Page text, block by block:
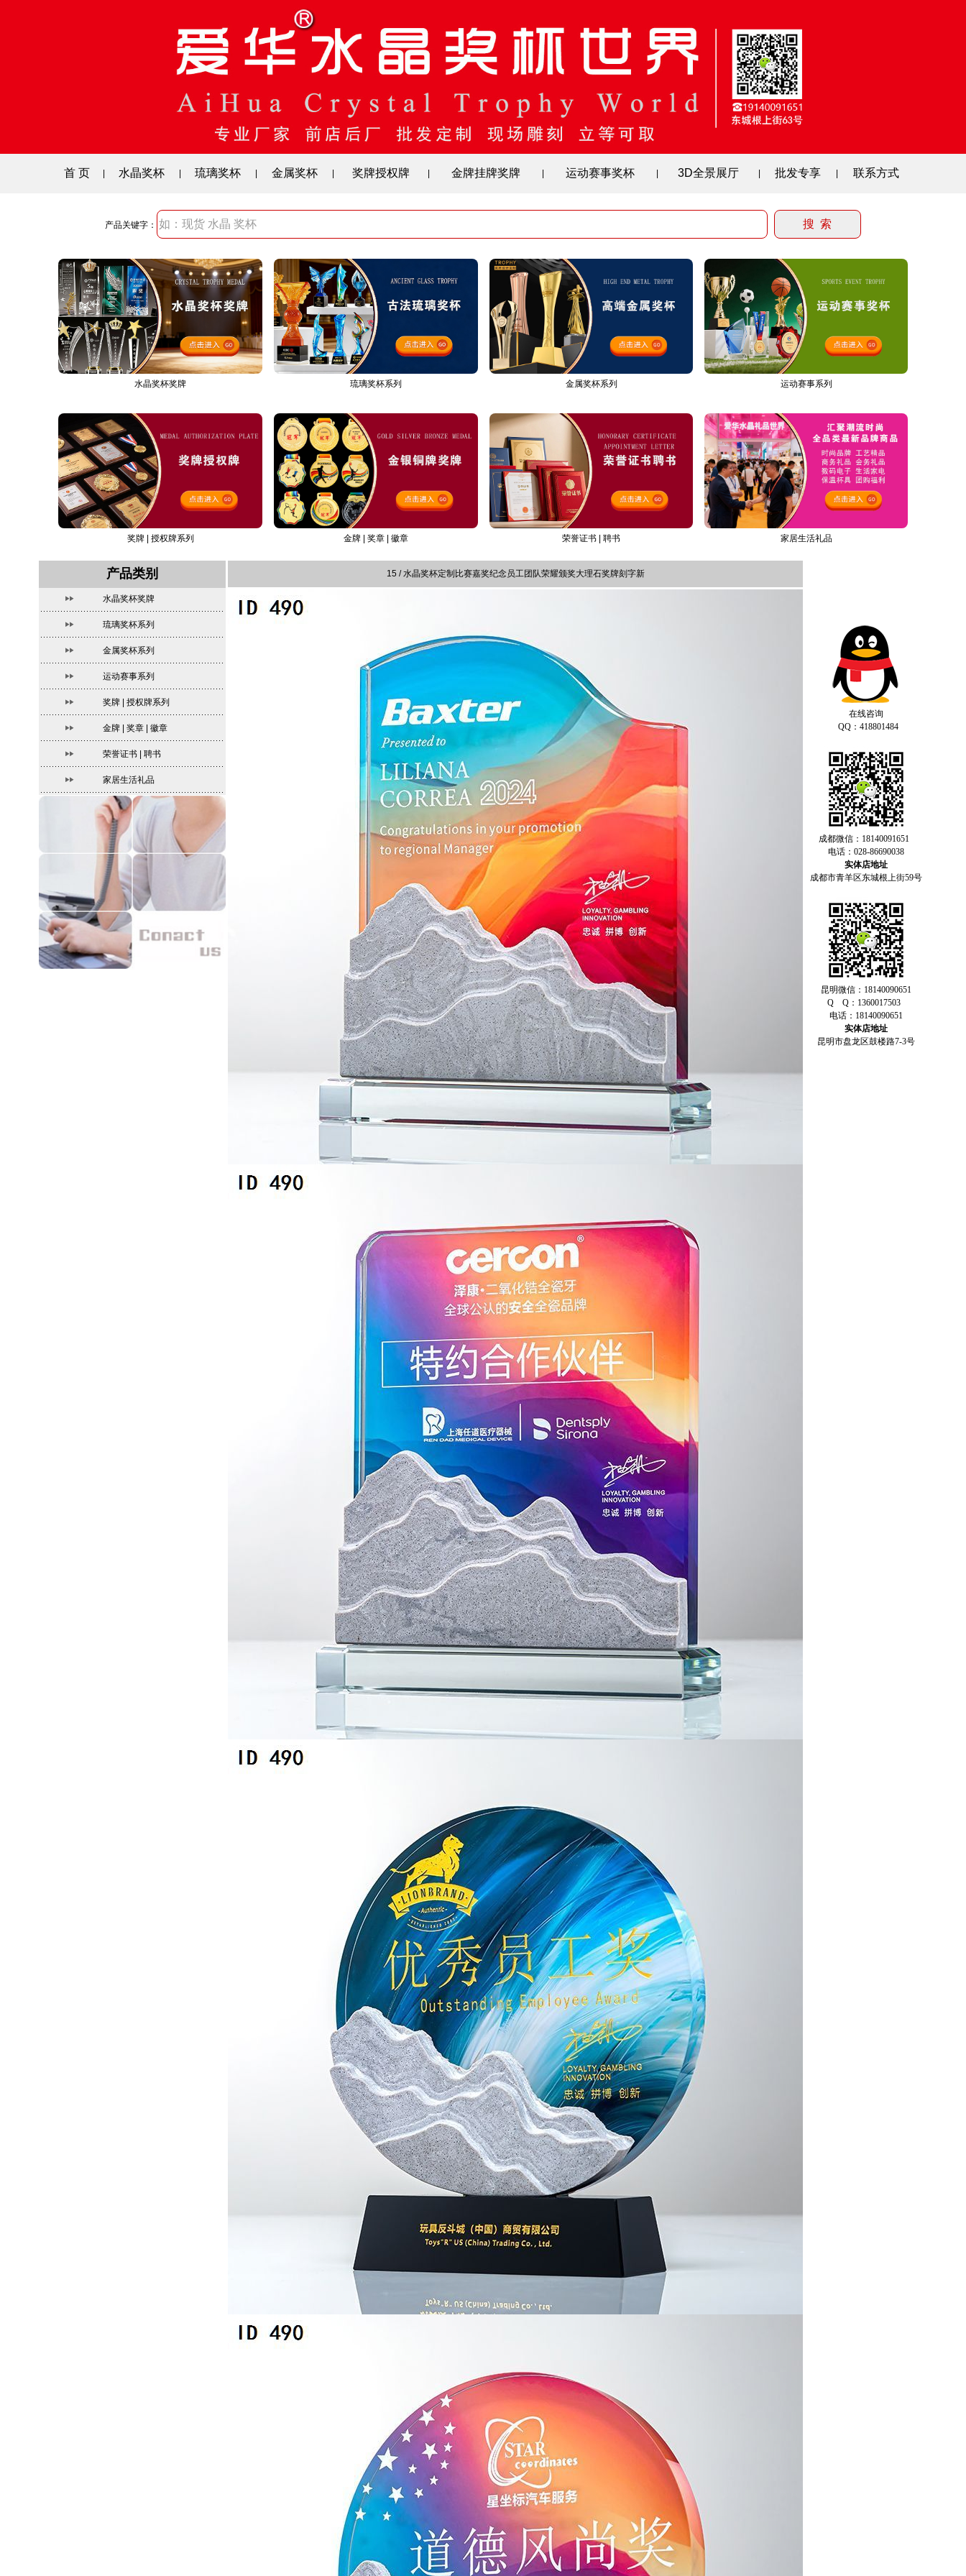
首 页 水晶奖杯 琉璃奖杯 金属奖杯 奖牌授权牌 金牌挂牌奖牌 运动赛事奖杯 3D全景展厅 批发专享 联系方式
产品关键字：
水晶奖杯奖牌 琉璃奖杯系列 金属奖杯系列 运动赛事系列
奖牌 | 授权牌系列 金牌 | 奖章 | 徽章 荣誉证书 | 聘书 家居生活礼品
产品类别
水晶奖杯奖牌
琉璃奖杯系列
金属奖杯系列
运动赛事系列
奖牌 | 授权牌系列
金牌 | 奖章 | 徽章
荣誉证书 | 聘书
家居生活礼品
15 / 水晶奖杯定制比赛嘉奖纪念员工团队荣耀颁奖大理石奖牌刻字新
在线咨询
QQ：418801484
成都微信：18140091651
电话：028-86690038
实体店地址
成都市青羊区东城根上街59号
昆明微信：18140090651
Q Q：1360017503
电话：18140090651
实体店地址
昆明市盘龙区鼓楼路7-3号